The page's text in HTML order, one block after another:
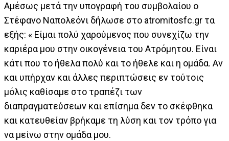
Αμέσως μετά την υπογραφή του συμβολαίου ο
Στέφανο Ναπολεόνι δήλωσε στο atromitosfc.gr τα
εξής: « Είμαι πολύ χαρούμενος που συνεχίζω την
καριέρα μου στην οικογένεια του Ατρόμητου. Είναι
κάτι που το ήθελα πολύ και το ήθελε και η ομάδα. Αν
και υπήρχαν και άλλες περιπτώσεις εν τούτοις
μόλις καθίσαμε στο τραπέζι των
διαπραγματεύσεων και επίσημα δεν το σκέφθηκα
και κατευθείαν βρήκαμε τη λύση και τον τρόπο για
να μείνω στην ομάδα μου.